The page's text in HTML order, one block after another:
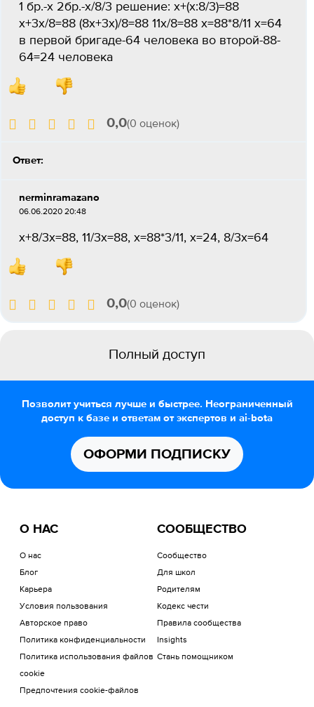
1 бр.-х 2бр.-х/8/3 решение: х+(х:8/3)=88
х+3х/8=88 (8х+3х)/8=88 11х/8=88 х=88*8/11 х=64
в первой бригаде-64 человека во второй-88-
64=24 человека
0,0(0 оценок)
Ответ:
nerminramazano
06.06.2020 20:48
x+8/3x=88, 11/3x=88, x=88*3/11, x=24, 8/3x=64
0,0(0 оценок)
Полный доступ
Позволит учиться лучше и быстрее. Неограниченный
доступ к базе и ответам от экспертов и ai-bota
ОФОРМИ ПОДПИСКУ
О НАС
О нас
Блог
Карьера
Условия пользования
Авторское право
Политика конфиденциальности
Политика использования файлов
cookie
Предпочтения cookie-файлов
СООБЩЕСТВО
Сообщество
Для школ
Родителям
Кодекс чести
Правила сообщества
Insights
Стань помощником